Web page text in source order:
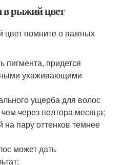
рыжий цвет
помните о важных
пигмента, придется
ухаживающими
ущерба для волос
через полтора месяца;
на пару оттенков темнее
может дать